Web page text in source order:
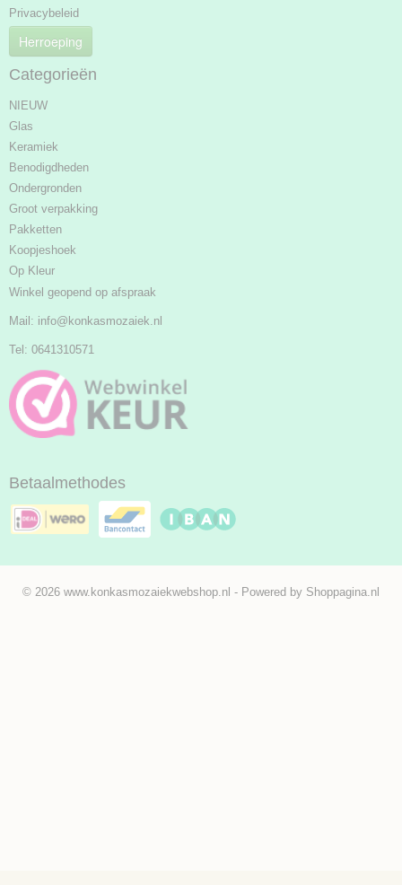
Privacybeleid
Herroeping
Categorieën
NIEUW
Glas
Keramiek
Benodigdheden
Ondergronden
Groot verpakking
Pakketten
Koopjeshoek
Op Kleur
Winkel geopend op afspraak
Mail: info@konkasmozaiek.nl
Tel: 0641310571
Betaalmethodes
© 2026 www.konkasmozaiekwebshop.nl - Powered by Shoppagina.nl